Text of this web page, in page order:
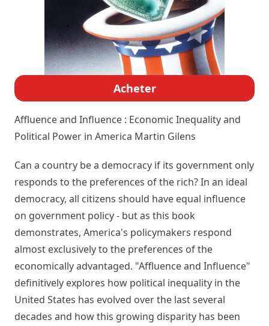
Acheter
Affluence and Influence : Economic Inequality and
Political Power in America Martin Gilens
Can a country be a democracy if its government only
responds to the preferences of the rich? In an ideal
democracy, all citizens should have equal influence
on government policy - but as this book
demonstrates, America's policymakers respond
almost exclusively to the preferences of the
economically advantaged. "Affluence and Influence"
definitively explores how political inequality in the
United States has evolved over the last several
decades and how this growing disparity has been